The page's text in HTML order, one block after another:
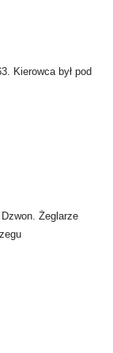
Kierowca był pod
Żeglarze